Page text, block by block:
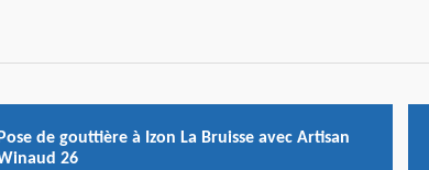
de gouttière à Izon La Bruisse avec Artisan
26